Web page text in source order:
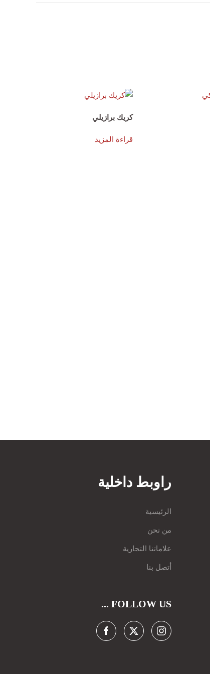
كريك برازيلي
قراءة المزيد
راوبط داخلية
الرئيسية
من نحن
علاماتنا التجارية
أتصل بنا
FOLLOW US ...